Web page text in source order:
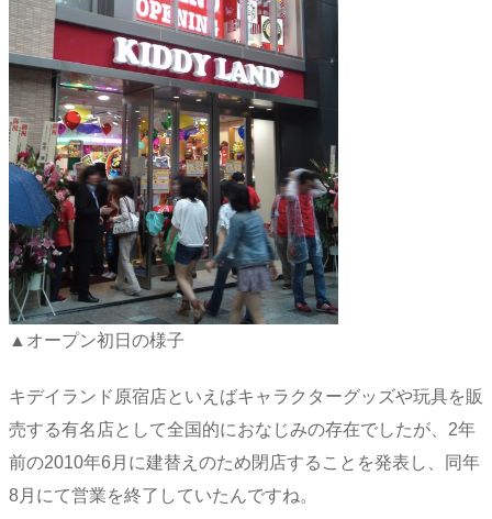
▲オープン初日の様子
キデイランド原宿店といえばキャラクターグッズや玩具を販
売する有名店として全国的におなじみの存在でしたが、2年
前の2010年6月に建替えのため閉店することを発表し、同年
8月にて営業を終了していたんですね。